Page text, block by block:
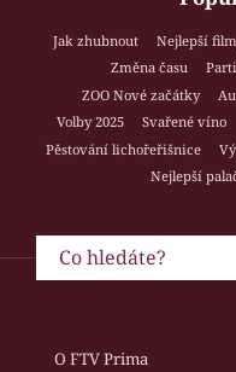
Jak zhubnout Nejlepší
Změna času
ZOO Nové začátky
Volby 2025
Svařené víno
Pěstování lichořeřišnice
Nejlepší
O FTV Prima